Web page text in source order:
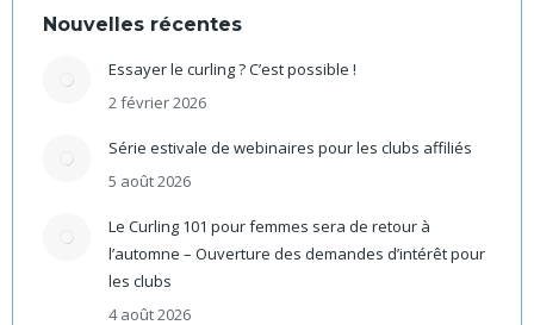
Nouvelles récentes
Essayer le curling ? C’est possible !
2 février 2026
Série estivale de webinaires pour les clubs affiliés
5 août 2026
Le Curling 101 pour femmes sera de retour à
l’automne – Ouverture des demandes d’intérêt pour
les clubs
4 août 2026